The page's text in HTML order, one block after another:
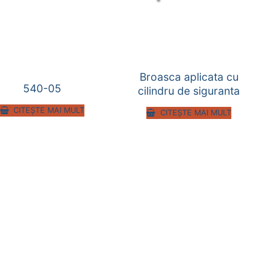
540-05
CITEȘTE MAI MULT
Broasca aplicata cu
cilindru de siguranta
CITEȘTE MAI MULT